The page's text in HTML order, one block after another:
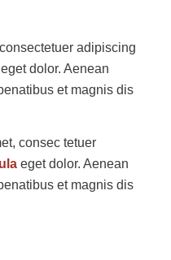
adipiscing
dolor. Aenean
et magnis dis
consec tetuer
eget dolor. Aenean
et magnis dis